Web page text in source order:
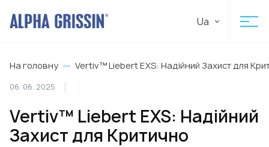
Ua
На головну Vertiv™ Liebert EXS: Надійний Захист для
06. 06. 2025
Vertiv™ Liebert EXS: Надійний
Захист для Критично